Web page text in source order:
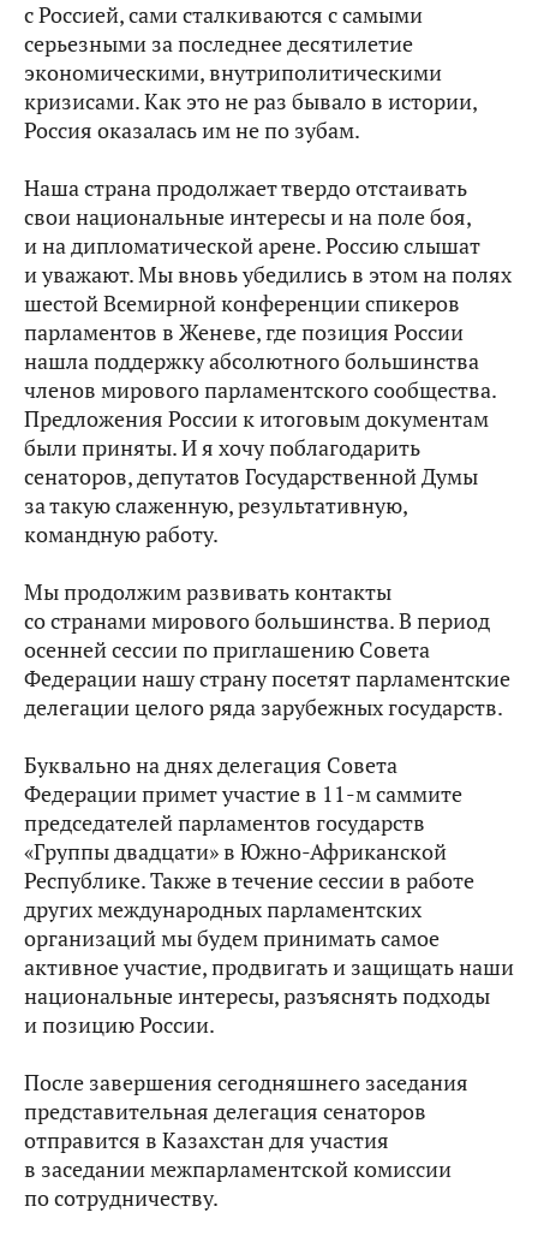
с Россией, сами сталкиваются с самыми
серьезными за последнее десятилетие
экономическими, внутриполитическими
кризисами. Как это не раз бывало в истории,
Россия оказалась им не по зубам.
Наша страна продолжает твердо отстаивать
свои национальные интересы и на поле боя,
и на дипломатической арене. Россию слышат
и уважают. Мы вновь убедились в этом на полях
шестой Всемирной конференции спикеров
парламентов в Женеве, где позиция России
нашла поддержку абсолютного большинства
членов мирового парламентского сообщества.
Предложения России к итоговым документам
были приняты. И я хочу поблагодарить
сенаторов, депутатов Государственной Думы
за такую слаженную, результативную,
командную работу.
Мы продолжим развивать контакты
со странами мирового большинства. В период
осенней сессии по приглашению Совета
Федерации нашу страну посетят парламентские
делегации целого ряда зарубежных государств.
Буквально на днях делегация Совета
Федерации примет участие в 11-м саммите
председателей парламентов государств
«Группы двадцати» в Южно-Африканской
Республике. Также в течение сессии в работе
других международных парламентских
организаций мы будем принимать самое
активное участие, продвигать и защищать наши
национальные интересы, разъяснять подходы
и позицию России.
После завершения сегодняшнего заседания
представительная делегация сенаторов
отправится в Казахстан для участия
в заседании межпарламентской комиссии
по сотрудничеству.